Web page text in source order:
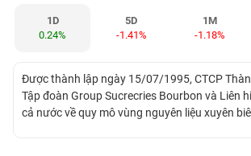
1D
0.24%
5D
-1.41%
1M
-1.18%
Được thành lập ngày 15/07/1995, CTCP
Tập đoàn Group Sucrecries Bourbon và Liên
cả nước về quy mô vùng nguyên liệu xuyên
GIỚI